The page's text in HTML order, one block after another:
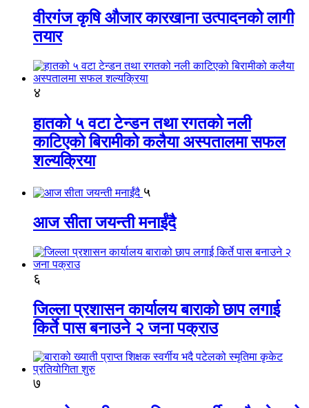
वीरगंज कृषि औजार कारखाना उत्पादनको लागी
तयार
४
हातको ५ वटा टेन्डन तथा रगतको नली
काटिएको बिरामीको कलैया अस्पतालमा सफल
शल्यक्रिया
५
आज सीता जयन्ती मनाईंदै
६
जिल्ला प्रशासन कार्यालय बाराको छाप लगाई
किर्ते पास बनाउने २ जना पक्राउ
७